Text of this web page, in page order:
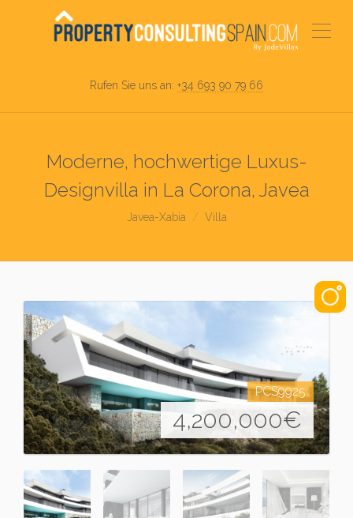
Rufen Sie uns an: +34 693 90 79 66
Moderne, hochwertige Luxus-
Designvilla in La Corona, Javea
Javea-Xabia Villa
PCS9925
4,200,000€